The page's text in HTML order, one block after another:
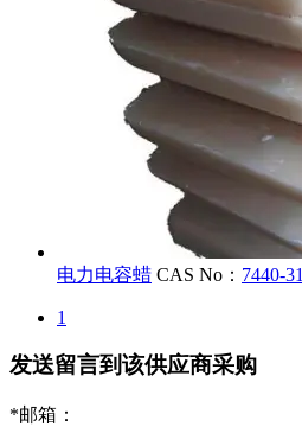
电力电容蜡 CAS No： 7440-
1
发送留言到该供应商采购
*邮箱：